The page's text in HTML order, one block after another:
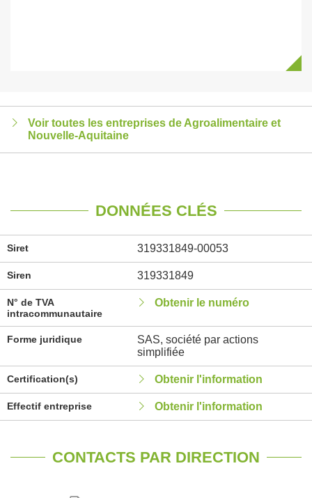
Voir toutes les entreprises de Agroalimentaire et
Nouvelle-Aquitaine
DONNÉES CLÉS
Siret 319331849-00053
Siren 319331849
N° de TVA
intracommunautaire
Obtenir le numéro
Forme juridique
SAS, société par actions
simplifiée
Certification(s) Obtenir l'information
Effectif entreprise Obtenir l'information
CONTACTS PAR DIRECTION